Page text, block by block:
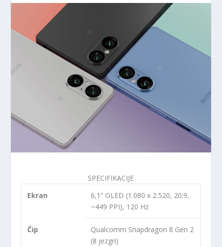
SPECIFIKACIJE
Ekran
6,1” OLED (1.080 x 2.520, 20:9,
~449 PPI), 120 Hz
Čip
Qualcomm Snapdragon 8 Gen 2
(8 jezgri)